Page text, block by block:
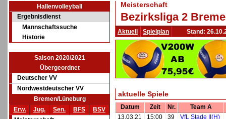
Hallenvolleyball
Ergebnisdienst
Mannschaftssuche
Historie
Saison 2020/2021
Übergeordnet
Deutscher VV
Nordwestdeutscher VV
Bremen/Lüneburg
Erw.
Jug. Sen. BFS
BSV
Meisterschaft
Bezirksliga 2
Aktuell Spielplan Stand:
aktuelle Spiele
Datum Zeit Nr.
Team A
13.03.21
15:00 39
VfL Stade II(H)